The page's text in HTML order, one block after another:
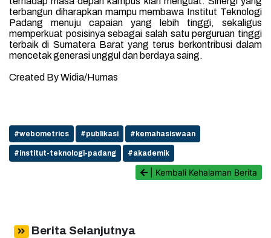
terbangun diharapkan mampu membawa Institut Teknologi
Padang menuju capaian yang lebih tinggi, sekaligus
memperkuat posisinya sebagai salah satu perguruan tinggi
terbaik di Sumatera Barat yang terus berkontribusi dalam
mencetak generasi unggul dan berdaya saing.
Created By Widia/Humas
#webometrics #publikasi #kemahasiswaan
#institut-teknologi-padang #akademik
| Kembali Kehalaman Berita
Berita Selanjutnya